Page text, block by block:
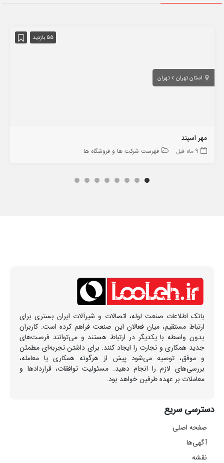
55 بازدید
استان تهران تهران
مهر اسپند
9 ماه قبل فهرست شرکت ها و فروشگاه ها
بانک اطلاعات صنعت لوله، اتصالات و شیرآلات ایران بستری برای
ارتباط مستقیم، میان فعالان این صنعت فراهم کرده است. کاربران
بدون واسطه با یکدیگر در ارتباط هستند و می‌توانند فرصت‌های
جدید همکاری و تجارت را ایجاد کنند. برای داشتن تجربه‌ای مطمئن
و موفق، توصیه می‌شود پیش از هرگونه همکاری یا معامله،
بررسی‌های لازم را انجام دهید. مسئولیت توافقات، قراردادها و
معاملات بر عهده طرفین خواهد بود.
دسترسی سریع
صفحه اصلی
آگهی‌ها
نقشه